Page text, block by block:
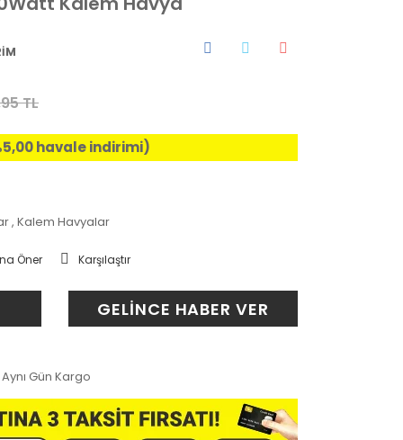
TL
havale indirimi)
,Kalem Havyalar
Öner Karşılaştır
GELİNCE HABER VER
Aynı Gün Kargo